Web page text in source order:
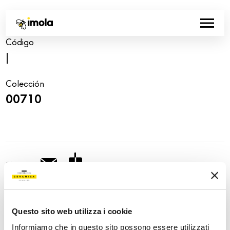
Questo sito web utilizza i cookie
Informiamo che in questo sito possono essere utilizzati
Código
Colección
00710
Share: